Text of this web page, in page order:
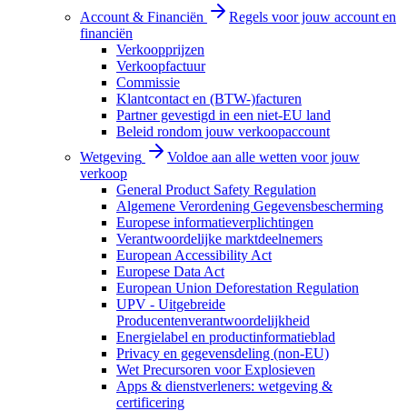
Account & Financiën
Regels voor jouw account en
financiën
Verkoopprijzen
Verkoopfactuur
Commissie
Klantcontact en (BTW-)facturen
Partner gevestigd in een niet-EU land
Beleid rondom jouw verkoopaccount
Wetgeving
Voldoe aan alle wetten voor jouw
verkoop
General Product Safety Regulation
Algemene Verordening Gegevensbescherming
Europese informatieverplichtingen
Verantwoordelijke marktdeelnemers
European Accessibility Act
Europese Data Act
European Union Deforestation Regulation
UPV - Uitgebreide
Producentenverantwoordelijkheid
Energielabel en productinformatieblad
Privacy en gegevensdeling (non-EU)
Wet Precursoren voor Explosieven
Apps & dienstverleners: wetgeving &
certificering